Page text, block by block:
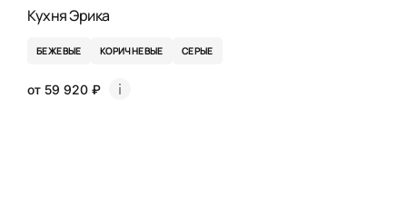
Кухня Эрика
БЕЖЕВЫЕ КОРИЧНЕВЫЕ СЕРЫЕ
от 59 920 ₽